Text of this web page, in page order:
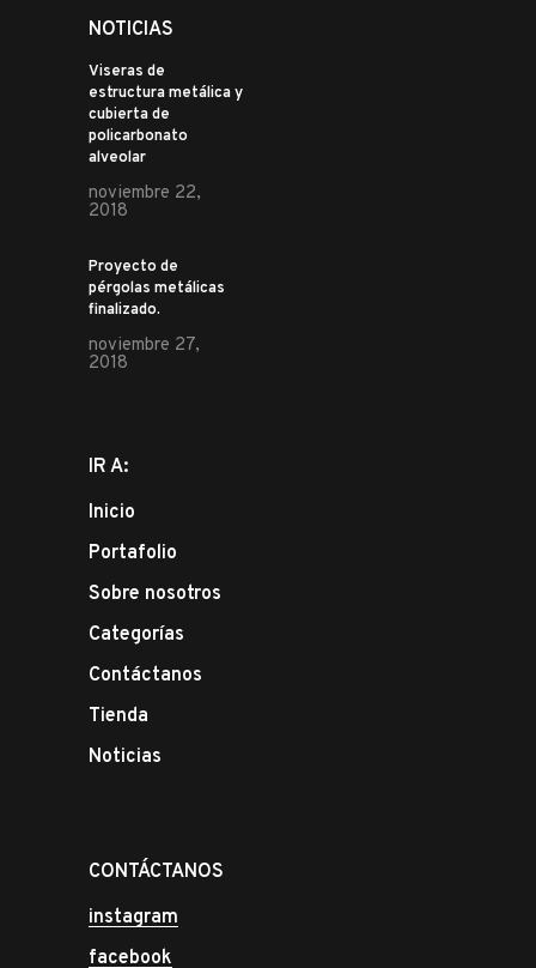
NOTICIAS
noviembre 22,
2018
Viseras de
estructura metálica y
cubierta de
policarbonato
alveolar
noviembre 27,
2018
Proyecto de
pérgolas metálicas
finalizado.
IR A:
Inicio
Portafolio
Sobre nosotros
Categorías
Contáctanos
Tienda
Noticias
CONTÁCTANOS
instagram
facebook